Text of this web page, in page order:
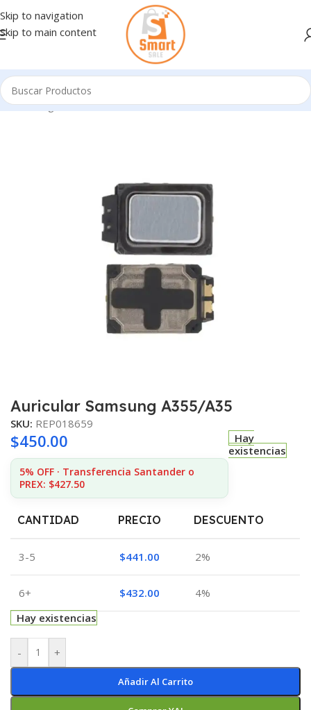
Skip to navigation
Skip to main content
Inicio/Ingresando
Auricular Samsung A355/A35
SKU: REP018659
$450.00
5% OFF · Transferencia Santander o
PREX: $427.50
Hay
existencias
CANTIDAD PRECIO DESCUENTO
3-5 $441.00 2%
6+ $432.00
4%
Hay existencias
- +
Añadir Al Carrito